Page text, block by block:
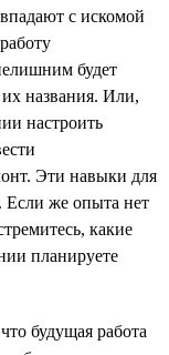
с искомой
будет
названия. Или,
настроить
Эти навыки для
Если же опыта нет
какие
планируете
будущая работа